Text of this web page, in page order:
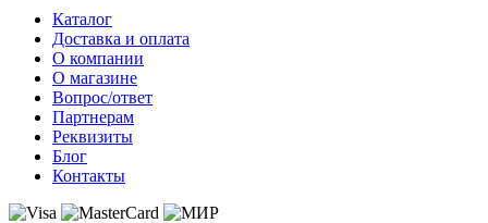
Каталог
Доставка и оплата
О компании
О магазине
Вопрос/ответ
Партнерам
Реквизиты
Блог
Контакты